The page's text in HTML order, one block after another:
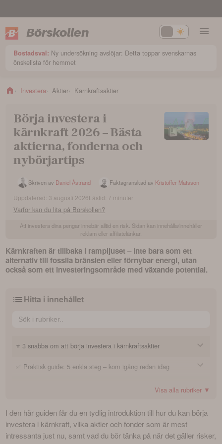
Börskollen
Bostadsval: Ny undersökning avslöjar: Detta toppar svenskarnas
önskelista för hemmet
Investera Aktier Kärnkraftsaktier
Börja investera i
kärnkraft 2026 – Bästa
aktierna, fonderna och
nybörjartips
Skriven av Daniel Åstrand Faktagranskad av Kristoffer Matsson
Uppdaterad: 3 augusti 2026Lästid: 7 minuter
Varför kan du lita på Börskollen?
Att investera dina pengar innebär alltid en risk. Sidan kan innehålla/innehåller
reklam eller affiliatelänkar.
Kärnkraften är tillbaka i rampljuset – inte bara som ett
alternativ till fossila bränslen eller förnybar energi, utan
också som ett investeringsområde med växande potential.
Hitta i innehållet
⭐ 3 snabba om att börja investera i kärnkraftsaktier
1. Vilka är de bästa kärnkraftsaktierna att investera i?
✅ Praktisk guide: 5 enkla steg – kom igång redan idag
3. Utforska och välj dina investeringar
4. Gör ditt första köp
🏆 Topplistor: Hitta de bästa kärnkraftsaktierna att
Bäst avkastning? Kärnkraftsaktierna som presterat bäst
Mest ägda? Kärnkraftsaktierna som svenska småsparare älskar
☢️ Varför investera i kärnkraft just nu?
Vilka typer av företag verkar inom kärnkraft?
🔍 Översikt: Lär dig mer om ledande kärnkraftsbolag
Visa alla rubriker ▼
I den här guiden får du en tydlig introduktion till hur du kan börja
investera i kärnkraft, vilka aktier och fonder som är mest
intressanta just nu, samt vad du bör tänka på när det gäller risker,